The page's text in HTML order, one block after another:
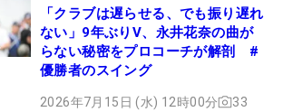
「クラブは遅らせる、でも振り遅れ
ない」9年ぶりV、永井花奈の曲が
らない秘密をプロコーチが解剖 #
優勝者のスイング
2026年7月15日 (水) 12時00分 33